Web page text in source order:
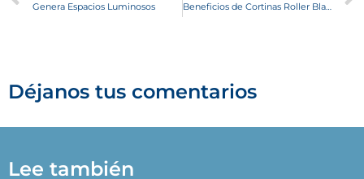
Genera Espacios Luminosos Beneficios de Cortinas Roller Black Out
Déjanos tus comentarios
Lee también